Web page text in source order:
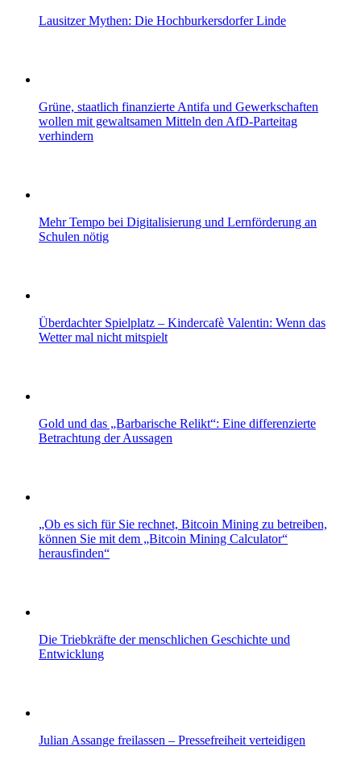
Lausitzer Mythen: Die Hochburkersdorfer Linde
Grüne, staatlich finanzierte Antifa und Gewerkschaften
wollen mit gewaltsamen Mitteln den AfD-Parteitag
verhindern
Mehr Tempo bei Digitalisierung und Lernförderung an
Schulen nötig
Überdachter Spielplatz – Kindercafè Valentin: Wenn das
Wetter mal nicht mitspielt
Gold und das „Barbarische Relikt“: Eine differenzierte
Betrachtung der Aussagen
„Ob es sich für Sie rechnet, Bitcoin Mining zu betreiben,
können Sie mit dem „Bitcoin Mining Calculator“
herausfinden“
Die Triebkräfte der menschlichen Geschichte und
Entwicklung
Julian Assange freilassen – Pressefreiheit verteidigen